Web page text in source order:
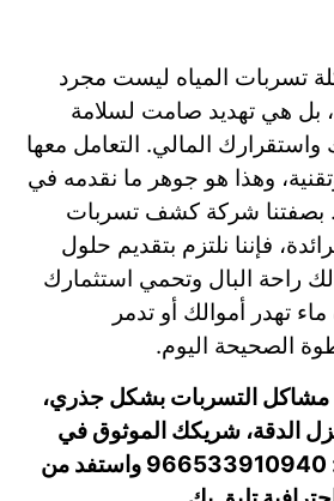
تسربات المياه ليست مجرد
بل هي تهديد صامت لسلامة
المالي. التعامل معها
وهذا هو جوهر ما نقدمه في
بصفتنا شركة كشف تسربات
فإننا نلتزم بتقديم حلول
لك راحة البال وتحمي استثمارك
تهدر أموالك أو تدمر
الصحيحة اليوم.
مشاكل التسربات بشكل جذري،
الدقة، شريكك الموثوق في
الرياض، على الرقم: 966533910940 واستفد من